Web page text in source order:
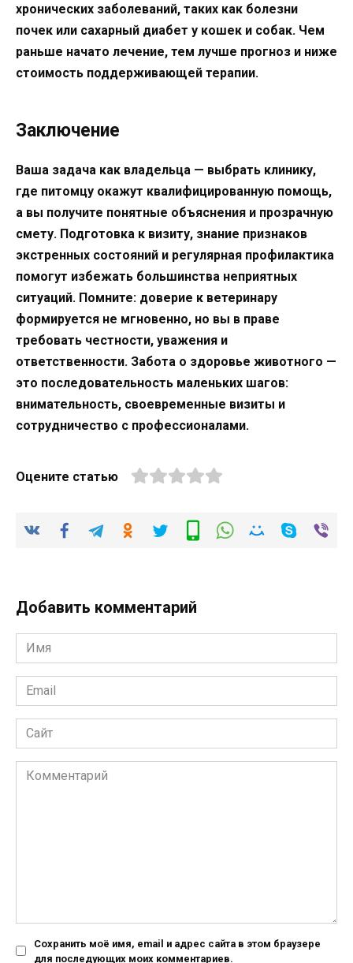
хронических заболеваний, таких как болезни
почек или сахарный диабет у кошек и собак. Чем
раньше начато лечение, тем лучше прогноз и ниже
стоимость поддерживающей терапии.
Заключение
Ваша задача как владельца — выбрать клинику,
где питомцу окажут квалифицированную помощь,
а вы получите понятные объяснения и прозрачную
смету. Подготовка к визиту, знание признаков
экстренных состояний и регулярная профилактика
помогут избежать большинства неприятных
ситуаций. Помните: доверие к ветеринару
формируется не мгновенно, но вы в праве
требовать честности, уважения и
ответственности. Забота о здоровье животного —
это последовательность маленьких шагов:
внимательность, своевременные визиты и
сотрудничество с профессионалами.
Оцените статью
Добавить комментарий
Имя
*
Email
*
Сайт
Комментарий
Сохранить моё имя, email и адрес сайта в этом браузере
для последующих моих комментариев.